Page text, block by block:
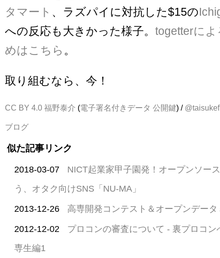
タマート 、ラズパイに対抗した$15の
への反応も大きかった様子。 togetterに
めはこちら 。
取り組むなら、今！
CC BY 4.0 福野泰介 (電子署名付きデータ 公開鍵) / @taisukef
ブログ
似た記事リンク
2018-03-07
NICT起業家甲子園発！オープンソー
う、オタク向けSNS「NU-MA」
2013-12-26 高専開発コンテスト＆オープンデー
2012-12-02
プロコンの審査について - 裏プロコ
専生編1